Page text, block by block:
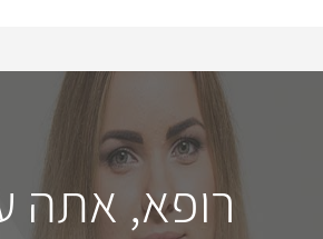
רופא, אתה